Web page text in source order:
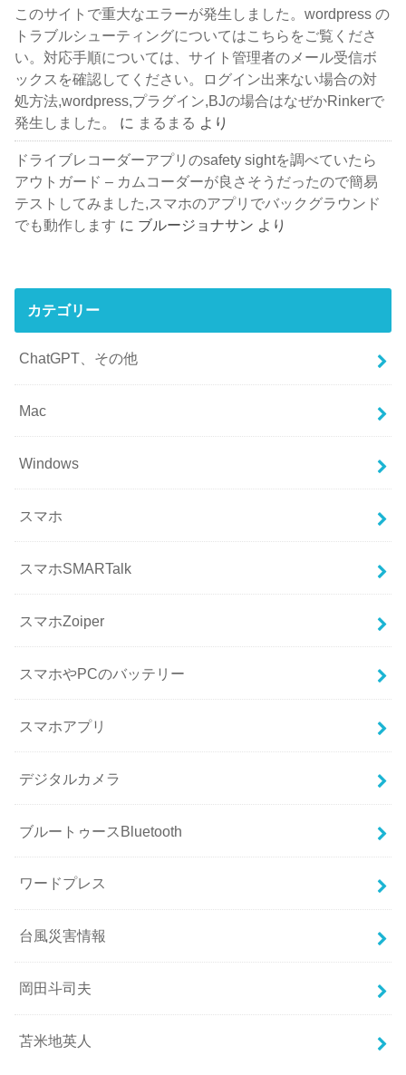
このサイトで重大なエラーが発生しました。wordpress の
トラブルシューティングについてはこちらをご覧くださ
い。対応手順については、サイト管理者のメール受信ボ
ックスを確認してください。ログイン出来ない場合の対
処方法,wordpress,プラグイン,BJの場合はなぜかRinkerで
発生しました。
に まるまる より
ドライブレコーダーアプリのsafety sightを調べていたら
アウトガード – カムコーダーが良さそうだったので簡易
テストしてみました,スマホのアプリでバックグラウンド
でも動作します に ブルージョナサン より
カテゴリー
ChatGPT、その他
Mac
Windows
スマホ
スマホSMARTalk
スマホZoiper
スマホやPCのバッテリー
スマホアプリ
デジタルカメラ
ブルートゥースBluetooth
ワードプレス
台風災害情報
岡田斗司夫
苫米地英人